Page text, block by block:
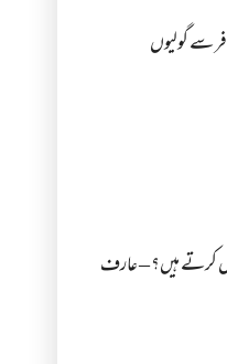
سے گولیوں
کرتے ہیں؟ – عارف